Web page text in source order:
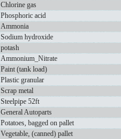
Chlorine gas
Phosphoric acid
Ammonia
Sodium hydroxide
potash
Ammonium_Nitrate
Paint (tank load)
Plastic granular
Scrap metal
Steelpipe 52ft
General Autoparts
Potatoes, bagged on pallet
Vegetable, (canned) pallet